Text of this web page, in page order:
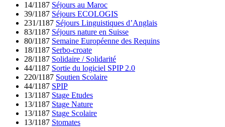
14/1187 Séjours au Maroc
39/1187 Séjours ECOLOGIS
231/1187 Séjours Linguistiques d’Anglais
83/1187 Séjours nature en Suisse
80/1187 Semaine Européenne des Requins
18/1187 Serbo-croate
28/1187 Solidaire / Solidarité
44/1187 Sortie du logiciel SPIP 2.0
220/1187 Soutien Scolaire
44/1187 SPIP
13/1187 Stage Etudes
13/1187 Stage Nature
13/1187 Stage Scolaire
13/1187 Stomates